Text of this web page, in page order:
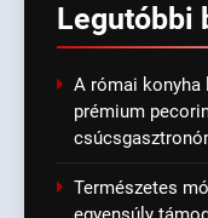
Legutóbbi
A római konyha
prémium
Természetes